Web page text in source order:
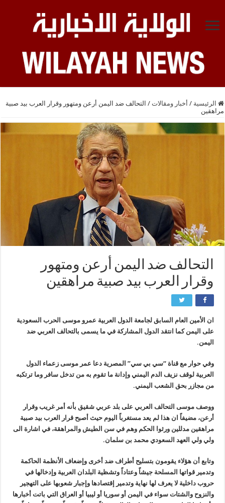
الرئيسية / أخبار ومقالات / التحالف ضد اليمن أرعن ومتهور وقرار العرب بيد صبية
مراهقين
التحالف ضد اليمن أرعن ومتهور
وقرار العرب بيد صبية مراهقين
ان الأمين العام السابق لجامعة الدول العربية عمرو موسى الحرب السعودية
على اليمن كما انتقد الدول المشاركة في ما يسمى بالتحالف العربي ضد
اليمن.
وفي حوار مع قناة “سي بي سي” المصرية دعا عمر موسى زعماء الدول
العربية لوقف نزيف الدم اليمني وإدانة ما تقوم به من تدخل سافر وما ترتكبه
من مجازر بحق الشعب اليمني.
ووصف موسى التحالف العربي على بلد عربي شقيق بأنه أمر غريب وقرار
أرعن، مضيفاً ان هذا لم يعد مستغرباً اليوم حيث أصبح قرار العرب بيد صبية
مراهقين مدللين ورثوا الحكم وهم في سن الطيش والمراهقة، في اشارة الى
ولي ولي العهد السعودي محمد بن سلمان.
وتابع أن هؤلاء يقومون بتسليح أطراف ضد أخرى وإضعاف الأنظمة الحاكمة
وتدمير قواتها المسلحة جيشاً وعتاداً وتشظية البلدان العربية وإدخالها في
حروب داخلية لا يعرف لها نهاية وتدمير إقتصادها وإجبار شعوبها على التهجير
والنزوح والشتات سواء في اليمن أو سوريا أو ليبيا أو العراق التي باتت أخبارها